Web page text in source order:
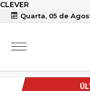
CLEVER
Quarta, 05 de